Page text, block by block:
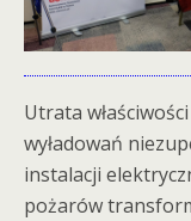
Utrata
wyładowań
instalacji
pożarów